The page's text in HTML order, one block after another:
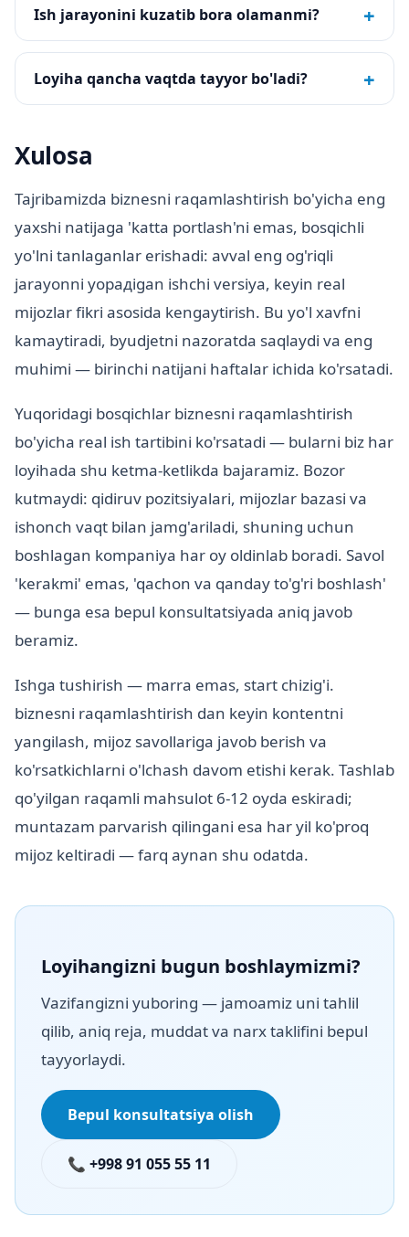
Ish jarayonini kuzatib bora olamanmi? +
Loyiha qancha vaqtda tayyor bo'ladi? +
Xulosa
Tajribamizda biznesni raqamlashtirish bo'yicha eng
yaxshi natijaga 'katta portlash'ni emas, bosqichli
yo'lni tanlaganlar erishadi: avval eng og'riqli
jarayonni yopадigan ishchi versiya, keyin real
mijozlar fikri asosida kengaytirish. Bu yo'l xavfni
kamaytiradi, byudjetni nazoratda saqlaydi va eng
muhimi — birinchi natijani haftalar ichida ko'rsatadi.
Yuqoridagi bosqichlar biznesni raqamlashtirish
bo'yicha real ish tartibini ko'rsatadi — bularni biz har
loyihada shu ketma-ketlikda bajaramiz. Bozor
kutmaydi: qidiruv pozitsiyalari, mijozlar bazasi va
ishonch vaqt bilan jamg'ariladi, shuning uchun
boshlagan kompaniya har oy oldinlab boradi. Savol
'kerakmi' emas, 'qachon va qanday to'g'ri boshlash'
— bunga esa bepul konsultatsiyada aniq javob
beramiz.
Ishga tushirish — marra emas, start chizig'i.
biznesni raqamlashtirish dan keyin kontentni
yangilash, mijoz savollariga javob berish va
ko'rsatkichlarni o'lchash davom etishi kerak. Tashlab
qo'yilgan raqamli mahsulot 6-12 oyda eskiradi;
muntazam parvarish qilingani esa har yil ko'proq
mijoz keltiradi — farq aynan shu odatda.
Loyihangizni bugun boshlaymizmi?
Vazifangizni yuboring — jamoamiz uni tahlil
qilib, aniq reja, muddat va narx taklifini bepul
tayyorlaydi.
Bepul konsultatsiya olish
📞 +998 91 055 55 11